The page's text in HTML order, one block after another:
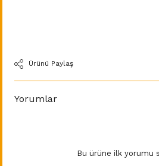
Ürünü Paylaş
Yorumlar
Bu ürüne ilk yorumu